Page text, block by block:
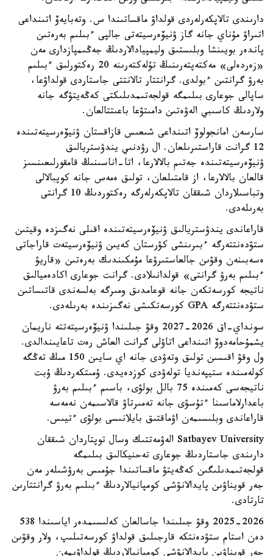
دارىندى تالاپكەرلەردى قولداۋ ماقساتىندا س. وتەبايەۆ اتىنداعى
اتىراۋ مۇناي جانە گاز ۋنيۆەرسيتەتى جالپى ءبىلىم بەرەتىن
پاندەر بويىنشا وبلىستىق وليمپيادالاردىڭ جەڭىمپازدارى مەن
«زەردەلى» مەكتەپتەرىنىڭ تۇلەكتەرىنە 20 رەكتورلىق ءبىلىم
بەرۋ گرانتىن ءبولدى. گرانتتار تالانتتى جاستاردى قولداۋعا،
ساپالى جوعارى بىلىمگە قولجەتىمدىلىكتى كەڭەيتۋگە جانە
ولاردىڭ كاسىبي الەۋەتىن دامىتۋعا باعىتتالعان.
سارسەن امانجولوۆ اتىنداعى شىعىس قازاقستان ۋنيۆەرسيتەتىندە
12 گرانت قاراستىرىلعان. ال رۋدنىي يندۋستريالىق
ۋنيۆەرسيتەتىندە جەتىم بالالارعا، اتا-اناسىنىڭ قامقورلىعىنسىز
قالعان بالالارعا، از قامتىلعان، تولىق ەمەس جانە كوپبالالى
وتباسىلاردان شىققان تالاپكەرلەرگە رەكتوردىڭ 10 گرانتى
بەرىلەدى.
قاراعاندى يندۋستريالىق ۋنيۆەرسيتەتىندە اقىلى نەگىزدە وقيتىن
ستۋدەنتتەرگە ءبىرىنشى كۋرستان كەيىن ۋنيۆەرسيتەت قاراجاتى
ەسەبىنەن وقۋىن جالعاستىرۋعا مۇمكىندىك بەرەتىن «قاريۋ
ءبىلىم بەرۋ گرانتى» قولدانىلادى. گرانت جوعارى اكادەميالىق
ناتيجە كورسەتكەن جانە قوعامدىق ومىرگە بەلسەندى قاتىساتىن
ستۋدەنتتەرگە GPA كورسەتكىشى نەگىزىندە بەرىلەدى.
سونداي-اق 2026-2027 وقۋ جىلىندا ۋنيۆەرسيتەتتە ناريمان
يشمۇحامەدوۆ اتىنداعى اتاۋلى گرانت العاش رەت تاعايىندالدى.
ول وقۋ اقىسىن تولىق وتەۋدى جانە اي سايىن 150 مىڭ تەڭگە
كولەمىندە ستيپەنديا تولەۋدى كوزدەيدى. ۇمىتكەردىڭ ۇبت
ناتيجەسى كەمىندە 75 بالل بولۋى، باسىم ءبىلىم بەرۋ
باعدارلاماسىنا ءتۇسۋى جانە تەمىرتاۋ قالاسىمەن نەمەسە
قاراعاندى وبلىسىمەن اۋماقتىق بايلانىسى بولۋى ءتيىس.
Satbayev University الەۋمەتتىك وسال توپتاردان شىققان
دارىندى جاستاردىڭ جوعارى تەحنيكالىق بىلىمگە
قولجەتىمدىلىگىن كەڭەيتۋ ماقساتىندا جۇمىس بەرۋشىلەر مەن
جەر قويناۋىن پايدالانۋشى كومپانيالاردىڭ ءبىلىم بەرۋ گرانتتارىن
تارتادى.
2025-2026 وقۋ جىلىندا جاسالعان كەلىسىمدەر اياسىندا 538
دەن استام ستۋدەنتكە قارجىلىق قولداۋ كورسەتىلىپ، ولار وقۋىن